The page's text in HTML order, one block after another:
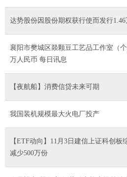
达势股份因股份期权获行使而发行
襄阳市樊城区燚颗豆工艺品工作室（
万人民币 每日讯息
【夜航船】消费信贷未来可期
我国装机规模最大火电厂投产
【ETF动向】11月3日建信上证科创板
减少500万份